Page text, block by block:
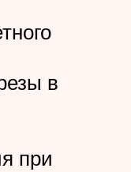
в
при